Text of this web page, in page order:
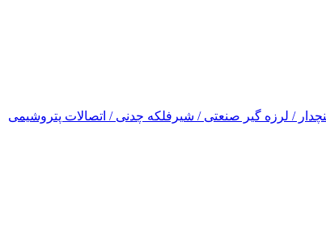
/ لرزه گیر صنعتی / شیرفلکه چدنی / اتصالات پتروشیمی